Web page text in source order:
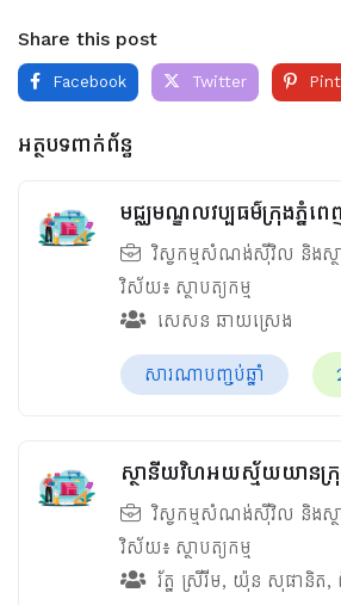
Share this post
Facebook Twitter
អត្ថបទពាក់ព័ន្ធ
មជ្ឈមណ្ឌលវប្បធម៌ក្រុងភ្នំព
វិស្វកម្មសំណង់ស៊ីវិល និងស្ថា
វិស័យ៖ ស្ថាបត្យកម្ម
សេសន ឆាយស្រេង
សារណាបញ្ចប់ឆ្នាំ
ស្ថានីយវិហអយស្ម័យយានក្
វិស្វកម្មសំណង់ស៊ីវិល និងស្ថា
វិស័យ៖ ស្ថាបត្យកម្ម
រ័ត្ន ស្រីរីម, យ៉ុន សុផានិត,